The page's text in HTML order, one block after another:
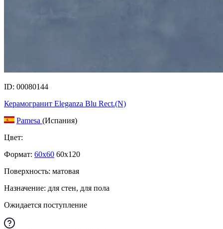
ID: 00080144
Керамогранит Eleganza Blu Rect.(N)
Pamesa (Испания)
Цвет:
Формат: 60x60 60x120
Поверхность: матовая
Назначение: для стен, для пола
Ожидается поступление